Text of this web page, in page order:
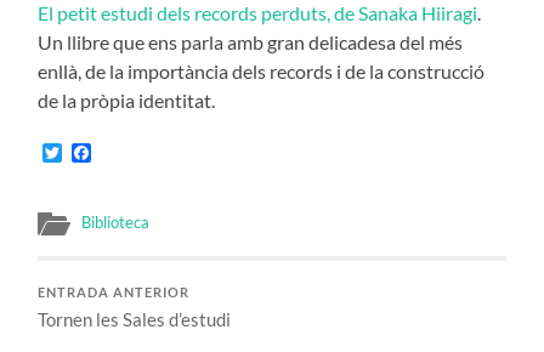
El petit estudi dels records perduts, de Sanaka Hiiragi.
Un llibre que ens parla amb gran delicadesa del més
enllà, de la importància dels records i de la construcció
de la pròpia identitat.
Twitter
Biblioteca
ENTRADA ANTERIOR
Tornen les Sales d’estudi